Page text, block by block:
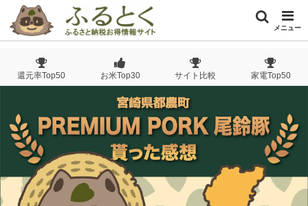
メニュー
還元率Top50 お米Top30 サイト比較 家電Top50